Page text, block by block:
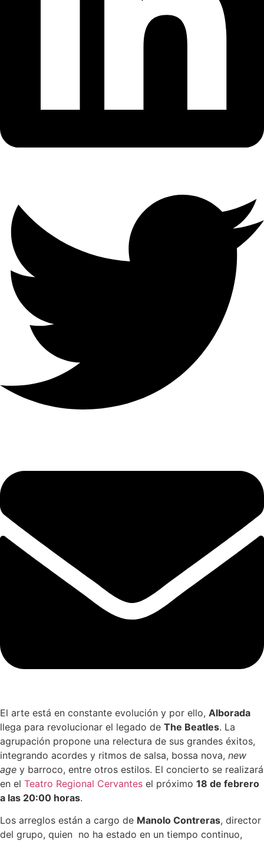
El arte está en constante evolución y por ello, Alborada
llega para revolucionar el legado de The Beatles. La
agrupación propone una relectura de sus grandes éxitos,
integrando acordes y ritmos de salsa, bossa nova, new
age y barroco, entre otros estilos. El concierto se realizará
en el Teatro Regional Cervantes el próximo 18 de febrero
a las 20:00 horas.
Los arreglos están a cargo de Manolo Contreras, director
del grupo, quien no ha estado en un tiempo continuo,